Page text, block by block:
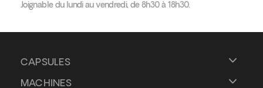
Joignable du lundi au vendredi, de 8h30 à 18h30.
CAPSULES
MACHINES